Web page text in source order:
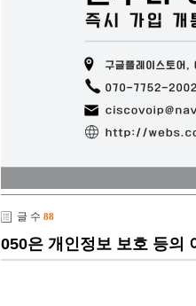
글 수 88
050은 개인정보 보호 등의